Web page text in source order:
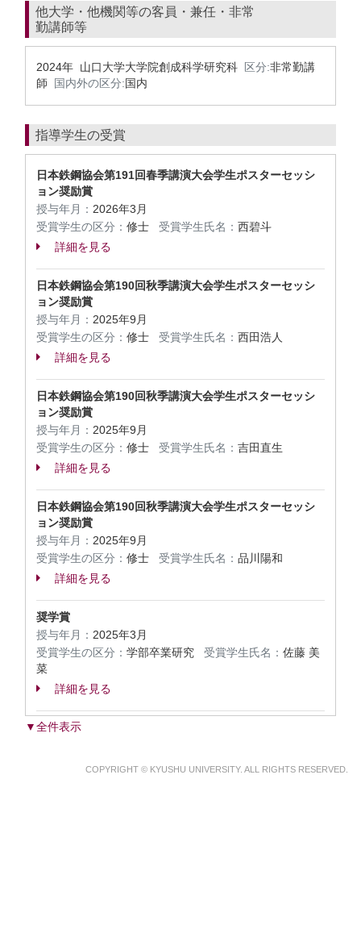
他大学・他機関等の客員・兼任・非常
勤講師等
2024年 山口大学大学院創成科学研究科 区分:非常勤講
師
国内外の区分:国内
指導学生の受賞
日本鉄鋼協会第191回春季講演大会学生ポスターセッシ
ョン奨励賞
授与年月： 2026年3月
受賞学生の区分： 修士 受賞学生氏名： 西碧斗
詳細を見る
日本鉄鋼協会第190回秋季講演大会学生ポスターセッシ
ョン奨励賞
授与年月： 2025年9月
受賞学生の区分： 修士 受賞学生氏名： 西田浩人
詳細を見る
日本鉄鋼協会第190回秋季講演大会学生ポスターセッシ
ョン奨励賞
授与年月： 2025年9月
受賞学生の区分： 修士 受賞学生氏名： 吉田直生
詳細を見る
日本鉄鋼協会第190回秋季講演大会学生ポスターセッシ
ョン奨励賞
授与年月： 2025年9月
受賞学生の区分： 修士 受賞学生氏名： 品川陽和
詳細を見る
奨学賞
授与年月： 2025年3月
受賞学生の区分： 学部卒業研究 受賞学生氏名： 佐藤 美
菜
詳細を見る
▼全件表示
COPYRIGHT © KYUSHU UNIVERSITY. ALL RIGHTS RESERVED.